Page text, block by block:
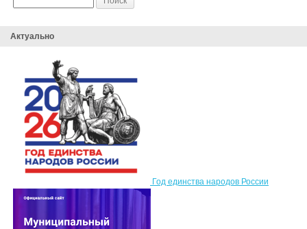
Актуально
Год единства народов России